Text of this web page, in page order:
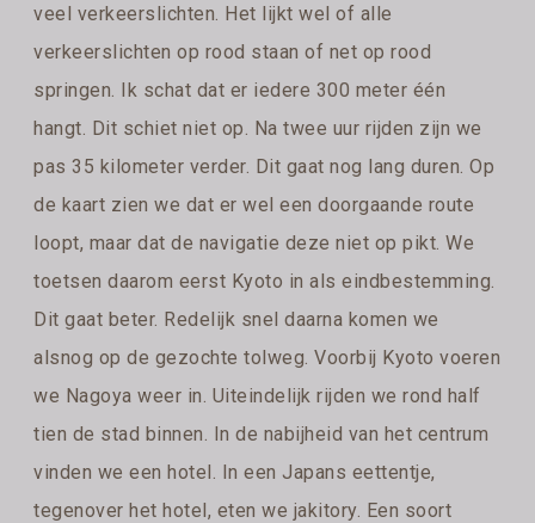
veel verkeerslichten. Het lijkt wel of alle
verkeerslichten op rood staan of net op rood
springen. Ik schat dat er iedere 300 meter één
hangt. Dit schiet niet op. Na twee uur rijden zijn we
pas 35 kilometer verder. Dit gaat nog lang duren. Op
de kaart zien we dat er wel een doorgaande route
loopt, maar dat de navigatie deze niet op pikt. We
toetsen daarom eerst Kyoto in als eindbestemming.
Dit gaat beter. Redelijk snel daarna komen we
alsnog op de gezochte tolweg. Voorbij Kyoto voeren
we Nagoya weer in. Uiteindelijk rijden we rond half
tien de stad binnen. In de nabijheid van het centrum
vinden we een hotel. In een Japans eettentje,
tegenover het hotel, eten we jakitory. Een soort